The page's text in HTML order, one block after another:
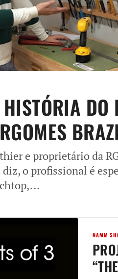
DO
e proprietário da
diz, o profissional é
NAMM